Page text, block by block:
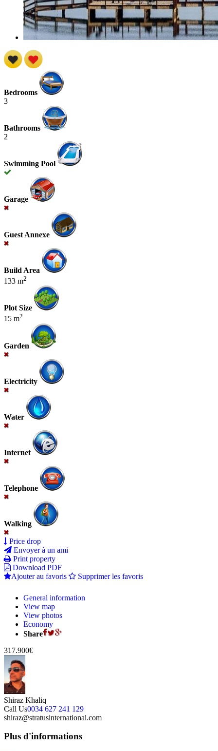
Bedrooms
3
Bathrooms
2
Swimming Pool
Garage
Guest Annexe
Build Area
133 m2
Plot Size
15 m2
Garden
Electricity
Water
Internet
Telephone
Walking
Price drop
Envoyer à un ami
Print property
Download PDF
Ajouter au favoris
Supprimer les favoris
General information
View map
View photos
Economy
Share
317.900€
Shiraz Khaliq
Call Us0034 627 241 129
shiraz@stratusinternational.com
Plus d'informations